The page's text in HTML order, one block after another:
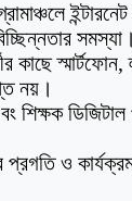
সমস্যা।
কাছে
নয়।
শিক্ষক
প্রগতি ও